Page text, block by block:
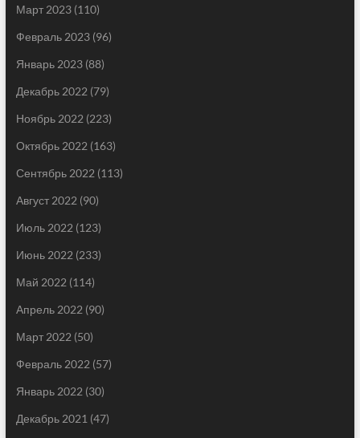
Март 2023(110)
Февраль 2023(96)
Январь 2023(88)
Декабрь 2022 (79)
Ноябрь 2022 (223)
Октябрь 2022 (163)
Сентябрь 2022 (113)
Август 2022 (90)
Июль 2022 (123)
Июнь 2022 (233)
Май 2022 (114)
Апрель 2022 (90)
Март 2022 (50)
Февраль 2022 (57)
Январь 2022 (30)
Декабрь 2021 (47)